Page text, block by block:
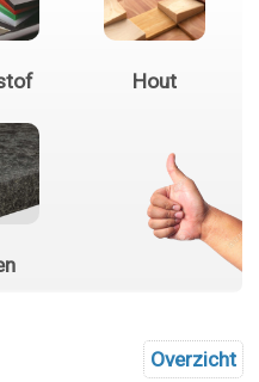
Hout
Overzicht